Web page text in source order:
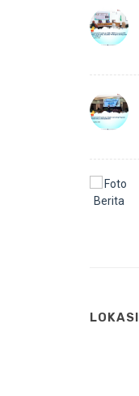
LOKASI